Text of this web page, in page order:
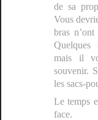
de sa
Vous
bras
Quelques
mais il
souvenir.
les sacs-
Le temps
face.